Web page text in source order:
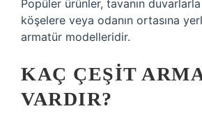
Popüler ürünler, tavanın
köşelere veya odanın ortasına
armatür modelleridir.
KAÇ ÇEŞIT
VARDIR?